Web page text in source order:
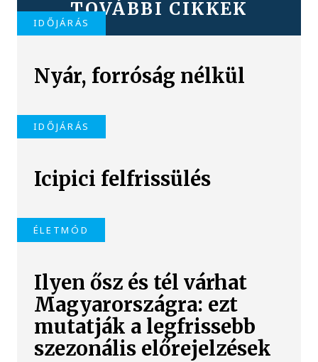
TOVÁBBI CIKKEK
IDŐJÁRÁS
Nyár, forróság nélkül
IDŐJÁRÁS
Icipici felfrissülés
ÉLETMÓD
Ilyen ősz és tél várhat
Magyarországra: ezt
mutatják a legfrissebb
szezonális előrejelzések